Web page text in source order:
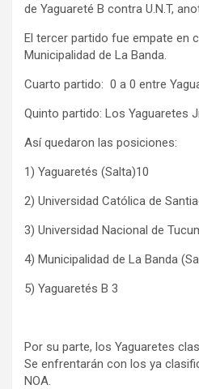
de Yaguareté B contra U.N.T,
El tercer partido fue empate en
Municipalidad de La Banda.
Cuarto partido: 0 a 0 entre
Quinto partido: Los Yaguaretes
Así quedaron las posiciones:
1) Yaguaretés (Salta)10
2) Universidad Católica de
3) Universidad Nacional de
4) Municipalidad de La Banda
5) Yaguaretés B 3
Por su parte, los Yaguaretes
Se enfrentarán con los ya
NOA.